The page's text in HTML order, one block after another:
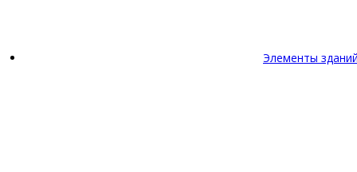
Элементы